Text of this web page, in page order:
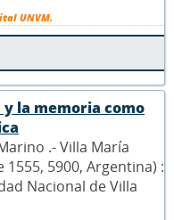
UNVM.
y la memoria como
.- Villa María
5900, Argentina) :
Nacional de Villa